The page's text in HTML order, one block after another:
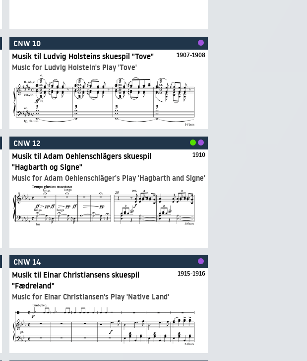
CNW 10
1907-1908
Musik til Ludvig Holsteins skuespil "Tove"
Music for Ludvig Holstein's Play 'Tove'
CNW 12
1910
Musik til Adam Oehlenschlägers skuespil
"Hagbarth og Signe"
Music for Adam Oehlenschläger's Play 'Hagbarth and Signe'
CNW 14
1915-1916
Musik til Einar Christiansens skuespil
"Fædreland"
Music for Einar Christiansen's Play 'Native Land'